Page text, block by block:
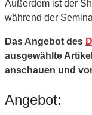
Außerdem ist der
während der
Das Angebot des
ausgewählte
anschauen und
Angebot: